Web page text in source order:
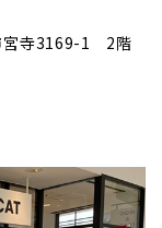
宮寺3169-1 2階